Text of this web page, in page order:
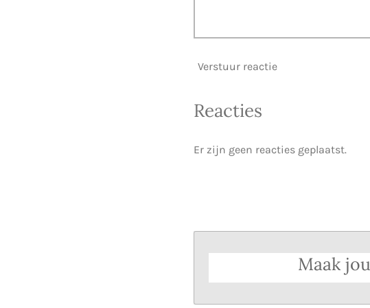
Verstuur reactie
Reacties
Er zijn geen reacties geplaatst.
Maak